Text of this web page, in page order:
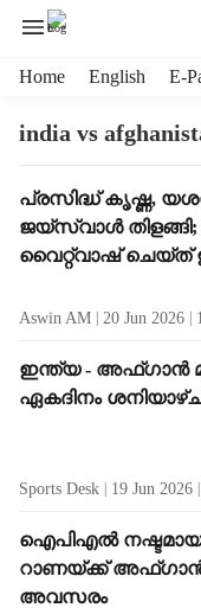
Home English E-
india vs
T
a
g
s
l
t
പ്രസിദ്ധ് കൃഷ്ണ,
ജയ്സ്വാൾ
വൈറ്റ്‌വാഷ് ചെയ്ത്
Aswin AM 20 Jun 2026 1
ഇന്ത്യ - അഫ്ഗാൻ
ഏകദിനം
Sports Desk 19 Jun 2026
ഐപിഎൽ
റാണയ്ക്ക് അഫ്ഗാൻ
അവസരം